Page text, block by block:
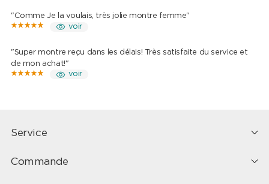
"Comme Je la voulais, très jolie montre femme"
voir
"Super montre reçu dans les délais! Très satisfaite du service et
de mon achat!"
voir
Service
Commande